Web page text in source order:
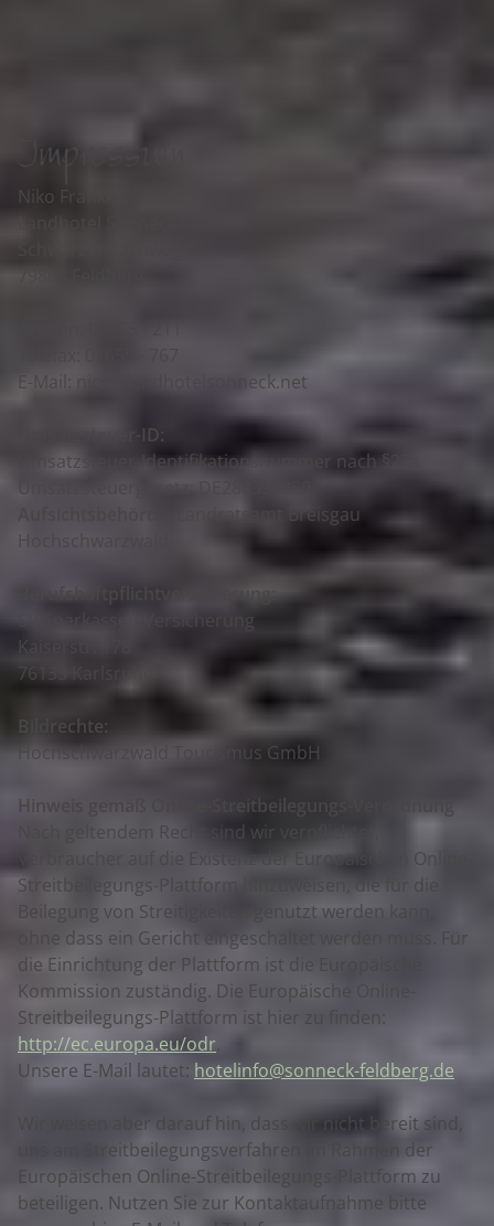
Impressum
Niko Franke
E-Mail:
nico@landhotelsonneck.net
Umsatzsteuer-ID:
Umsatzsteuer-Identifikationsnummer nach §27a
Umsatzsteuergesetz: DE280390250
Landratsamt Breisgau
Hochschwarzwald
Berufshaftpflichtversicherung:
SV Sparkassen Versicherung
Kaiserstr. 178
76133 Karlsruhe
Bildrechte:
Hochschwarzwald Tourismus GmbH
Hinweis gemäß Online-Streitbeilegungs-Verordnung
Nach geltendem Recht sind wir verpflichtet,
Verbraucher auf die Existenz der Europäischen Online-
Streitbeilegungs-Plattform hinzuweisen, die für die
Beilegung von Streitigkeiten genutzt werden kann,
ohne dass ein Gericht eingeschaltet werden muss. Für
die Einrichtung der Plattform ist die Europäische
Kommission zuständig. Die Europäische Online-
Streitbeilegungs-Plattform ist hier zu finden:
http://ec.europa.eu/odr.
Unsere E-Mail lautet: hotelinfo@sonneck-feldberg.de
Wir weisen aber darauf hin, dass wir nicht bereit sind,
uns am Streitbeilegungsverfahren im Rahmen der
Europäischen Online-Streitbeilegungs-Plattform zu
beteiligen. Nutzen Sie zur Kontaktaufnahme bitte